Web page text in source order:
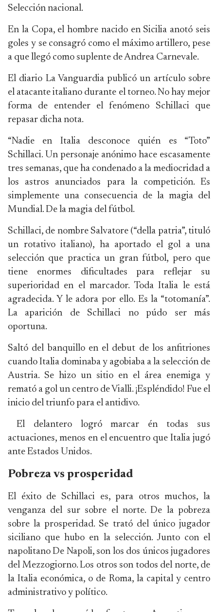
Selección nacional.
En la Copa, el hombre nacido en Sicilia anotó seis
goles y se consagró como el máximo artillero, pese
a que llegó como suplente de Andrea Carnevale.
El diario La Vanguardia publicó un artículo sobre
el atacante italiano durante el torneo. No hay mejor
forma de entender el fenómeno Schillaci que
repasar dicha nota.
“Nadie en Italia desconoce quién es “Toto”
Schillaci. Un personaje anónimo hace escasamente
tres semanas, que ha condenado a la mediocridad a
los astros anunciados para la competición. Es
simplemente una consecuencia de la magia del
Mundial. De la magia del fútbol.
Schillaci, de nombre Salvatore (“della patria”, tituló
un rotativo italiano), ha aportado el gol a una
selección que practica un gran fútbol, pero que
tiene enormes dificultades para reflejar su
superioridad en el marcador. Toda Italia le está
agradecida. Y le adora por ello. Es la “totomanía”.
La aparición de Schillaci no púdo ser más
oportuna.
Saltó del banquillo en el debut de los anfitriones
cuando Italia dominaba y agobiaba a la selección de
Austria. Se hizo un sitio en el área enemiga y
remató a gol un centro de Vialli. ¡Espléndido! Fue el
inicio del triunfo para el antidivo.
El delantero logró marcar én todas sus
actuaciones, menos en el encuentro que Italia jugó
ante Estados Unidos.
Pobreza vs prosperidad
El éxito de Schillaci es, para otros muchos, la
venganza del sur sobre el norte. De la pobreza
sobre la prosperidad. Se trató del único jugador
siciliano que hubo en la selección. Junto con el
napolitano De Napoli, son los dos únicos jugadores
del Mezzogiorno. Los otros son todos del norte, de
la Italia económica, o de Roma, la capital y centro
administrativo y político.